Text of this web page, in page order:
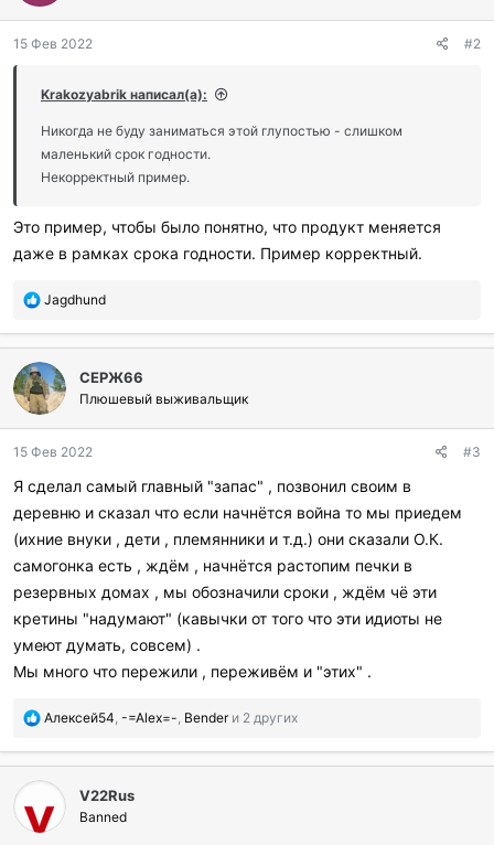
о
а
и
и
:
15 Фев 2022 #2
Krakozyabrik написал(а):
Никогда не буду заниматься этой глупостью - слишком
маленький срок годности.
Некорректный пример.
Это пример, чтобы было понятно, что продукт меняется
даже в рамках срока годности. Пример корректный.
П
б
л
а
г
о
а
и
л
и
Jagdhund
СЕРЖ66
Плюшевый выживальщик
15 Фев 2022 #3
Я сделал самый главный "запас" , позвонил своим в
деревню и сказал что если начнётся война то мы приедем
(ихние внуки , дети , племянники и т.д.) они сказали О.К.
самогонка есть , ждём , начнётся растопим печки в
резервных домах , мы обозначили сроки , ждём чё эти
кретины "надумают" (кавычки от того что эти идиоты не
умеют думать, совсем) .
Мы много что пережили , переживём и "этих" .
П
б
г
о
Алексей54, -=Аlex=-, Benderи 2 других
V22Rus
Banned